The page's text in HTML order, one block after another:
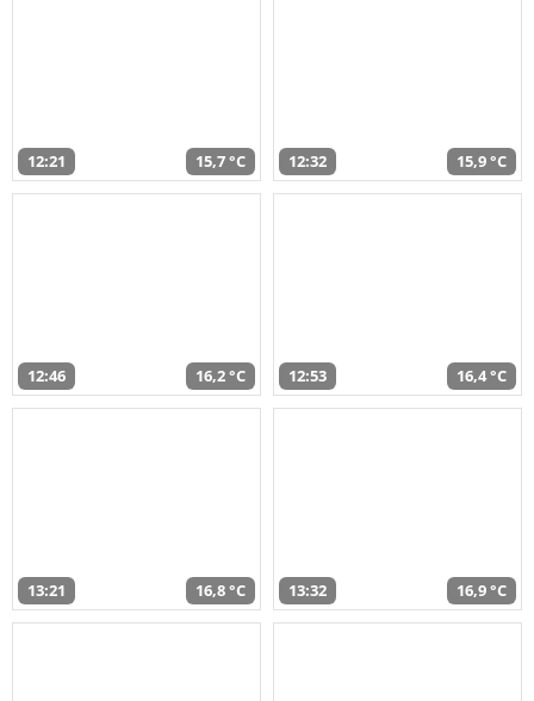
12:21 15,7 °C 12:32 15,9 °C
12:46 16,2 °C 12:53 16,4 °C
13:21 16,8 °C 13:32 16,9 °C